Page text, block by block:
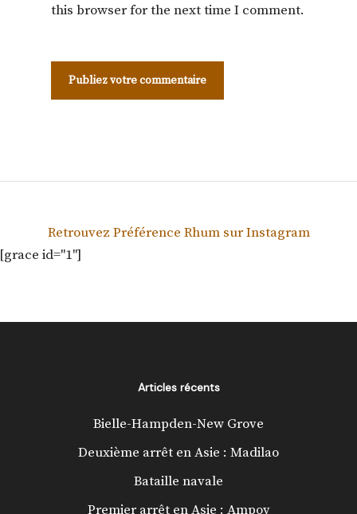
this browser for the next time I comment.
Retrouvez Préférence Rhum sur Instagram
[grace id="1"]
Articles récents
Bielle-Hampden-New Grove
Deuxième arrêt en Asie : Madilao
Bataille navale
Premier arrêt en Asie : Ampov